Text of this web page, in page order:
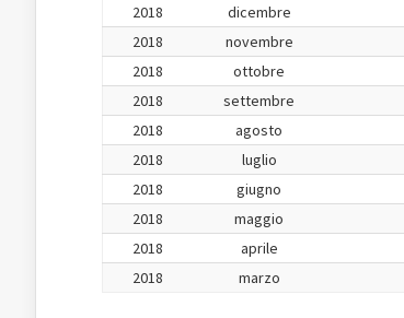
2018 dicembre
2018
novembre
2018
ottobre
2018
settembre
2018
agosto
2018
luglio
2018
giugno
2018
maggio
2018
aprile
2018
marzo